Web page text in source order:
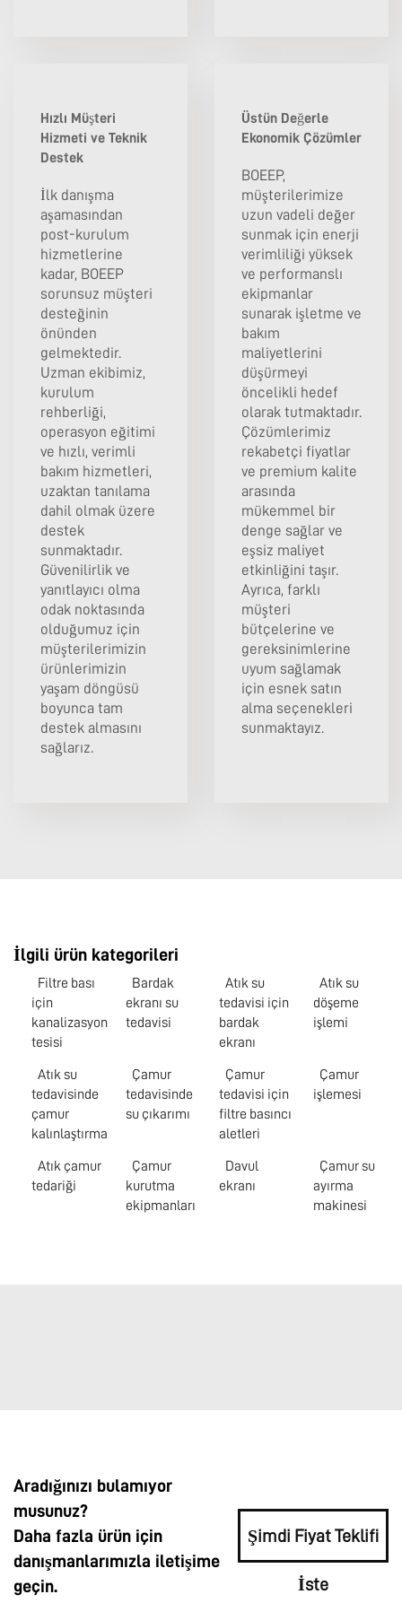
Hızlı Müşteri
Hizmeti ve Teknik
Destek
İlk danışma
aşamasından
post-kurulum
hizmetlerine
kadar, BOEEP
sorunsuz müşteri
desteğinin
önünden
gelmektedir.
Uzman ekibimiz,
kurulum
rehberliği,
operasyon eğitimi
ve hızlı, verimli
bakım hizmetleri,
uzaktan tanılama
dahil olmak üzere
destek
sunmaktadır.
Güvenilirlik ve
yanıtlayıcı olma
odak noktasında
olduğumuz için
müşterilerimizin
ürünlerimizin
yaşam döngüsü
boyunca tam
destek almasını
sağlarız.
Üstün Değerle
Ekonomik Çözümler
BOEEP,
müşterilerimize
uzun vadeli değer
sunmak için enerji
verimliliği yüksek
ve performanslı
ekipmanlar
sunarak işletme ve
bakım
maliyetlerini
düşürmeyi
öncelikli hedef
olarak tutmaktadır.
Çözümlerimiz
rekabetçi fiyatlar
ve premium kalite
arasında
mükemmel bir
denge sağlar ve
eşsiz maliyet
etkinliğini taşır.
Ayrıca, farklı
müşteri
bütçelerine ve
gereksinimlerine
uyum sağlamak
için esnek satın
alma seçenekleri
sunmaktayız.
İlgili ürün kategorileri
Filtre bası
için
kanalizasyon
tesisi
Bardak
ekranı su
tedavisi
Atık su
tedavisi için
bardak
ekranı
Atık su
döşeme
işlemi
Atık su
tedavisinde
çamur
kalınlaştırma
Çamur
tedavisinde
su çıkarımı
Çamur
tedavisi için
filtre basıncı
aletleri
Çamur
işlemesi
Atık çamur
tedariği
Çamur
kurutma
ekipmanları
Davul
ekranı
Çamur su
ayırma
makinesi
Aradığınızı bulamıyor
musunuz?
Daha fazla ürün için
danışmanlarımızla iletişime
geçin.
Şimdi Fiyat Teklifi
İste